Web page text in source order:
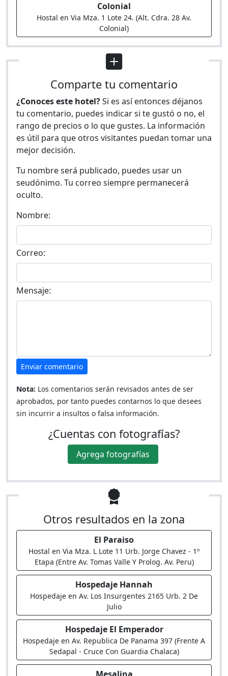
Colonial
Hostal en Via Mza. 1 Lote 24. (Alt. Cdra. 28 Av.
Colonial)
Comparte tu comentario
¿Conoces este hotel?Si es así entonces déjanos
tu comentario, puedes indicar si te gustó o no, el
rango de precios o lo que gustes. La información
es útil para que otros visitantes puedan tomar una
mejor decisión.
Tu nombre será publicado, puedes usar un
seudónimo. Tu correo siempre permanecerá
oculto.
Nombre:
Correo:
Mensaje:
Enviar comentario
Nota: Los comentarios serán revisados antes de ser
aprobados, por tanto puedes contarnos lo que desees
sin incurrir a insultos o falsa información.
¿Cuentas con fotografías?
Agrega fotografías
Otros resultados en la zona
El Paraiso
Hostal en Via Mza. L Lote 11 Urb. Jorge Chavez - 1º
Etapa (Entre Av. Tomas Valle Y Prolog. Av. Peru)
Hospedaje Hannah
Hospedaje en Av. Los Insurgentes 2165 Urb. 2 De
Julio
Hospedaje El Emperador
Hospedaje en Av. Republica De Panama 397 (Frente A
Sedapal - Cruce Con Guardia Chalaca)